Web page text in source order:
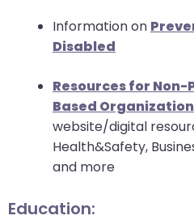
Information on
Disabled
Resources for
Based
website/digital
Health&Safety,
and more
Education: